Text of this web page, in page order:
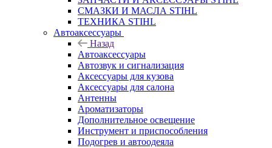
СМАЗКИ И МАСЛА STIHL
ТЕХНИКА STIHL
Автоаксессуары
Назад
Автоаксессуары
Автозвук и сигнализация
Аксессуары для кузова
Аксессуары для салона
Антенны
Ароматизаторы
Дополнительное освещение
Инструмент и приспособления
Подогрев и автоодеяла